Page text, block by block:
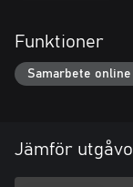
Funktioner
Samarbete
Jämför